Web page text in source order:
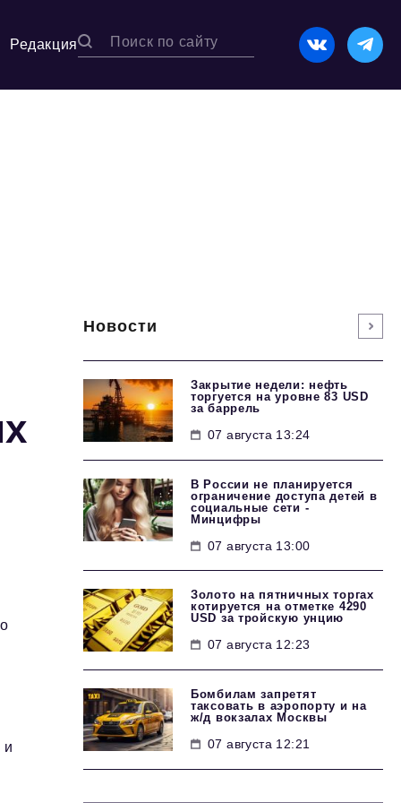
Редакция
и
Новости
Закрытие недели: нефть
торгуется на уровне 83 USD
за баррель
07 августа 13:24
В России не планируется
ограничение доступа детей в
социальные сети -
Минцифры
07 августа 13:00
Золото на пятничных торгах
котируется на отметке 4290
USD за тройскую унцию
07 августа 12:23
Бомбилам запретят
таксовать в аэропорту и на
ж/д вокзалах Москвы
07 августа 12:21